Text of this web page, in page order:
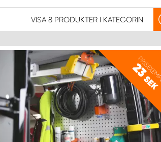
VISA8 PRODUKTER I KATEGORIN
23
SEK